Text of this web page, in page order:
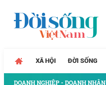
XÃ HỘI ĐỜI SỐNG
DOANH NGHIỆP - DOANH NHÂN